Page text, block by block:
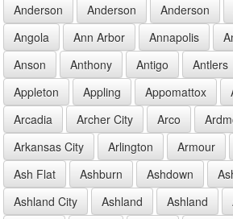
Anderson
Anderson Anderson
Angola
Ann Arbor Annapolis
Anson
Anthony Antigo Antlers
Appleton
Appling Appomattox
Arcadia
Archer City Arco
Arkansas City
Arlington Armour
Ash Flat
Ashburn Ashdown
Ashland City
Ashland Ashland